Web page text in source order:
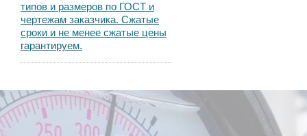
типов и размеров по ГОСТ и
чертежам заказчика. Сжатые
сроки и не менее сжатые цены
гарантируем.